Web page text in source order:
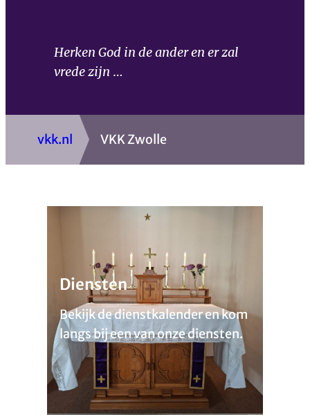
Herken God in de ander en er zal
vrede zijn …
vkk.nl VKK Zwolle
Diensten
Bekijk de dienstkalender en kom
langs bij een van onze diensten.